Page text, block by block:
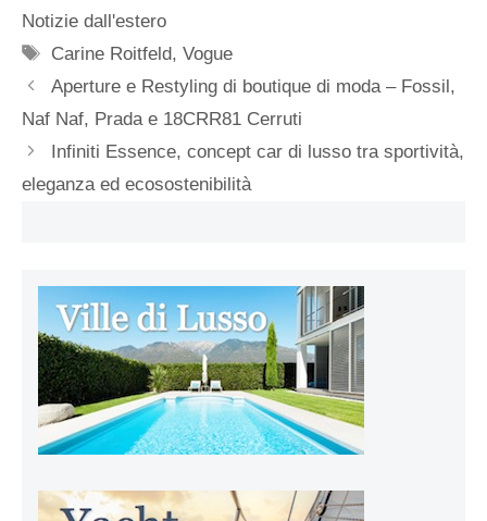
Notizie dall'estero
Tag
Carine Roitfeld,Vogue
Aperture e Restyling di boutique di moda – Fossil,
Naf Naf, Prada e 18CRR81 Cerruti
Infiniti Essence, concept car di lusso tra sportività,
eleganza ed ecosostenibilità